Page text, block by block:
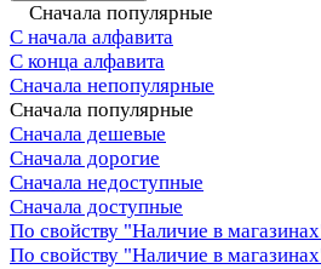
Сначала популярные
С начала алфавита
С конца алфавита
Сначала непопулярные
Сначала популярные
Сначала дешевые
Сначала дорогие
Сначала недоступные
Сначала доступные
По свойству "Наличие в
По свойству "Наличие в